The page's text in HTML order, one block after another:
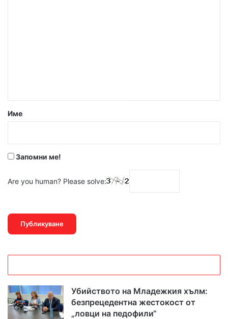
р
Име
Запомни ме!
Are you human? Please solve:
Убийството на Младежкия хълм:
безпрецедентна жестокост от
„ловци на педофили“